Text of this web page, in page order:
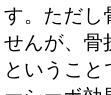
す。ただし
せんが、骨
というこ